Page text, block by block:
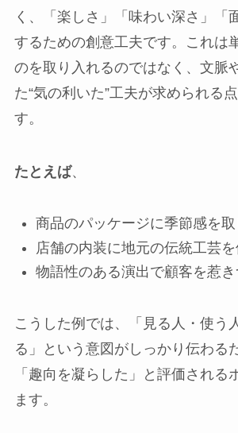
く、「楽しさ」「味わい深さ」「
するための創意工夫です。これは
のを取り入れるのではなく、文脈
た“気の利いた”工夫が求められる
す。
たとえば、
商品のパッケージに季節感を
店舗の内装に地元の伝統工芸を
物語性のある演出で顧客を惹き
こうした例では、「見る人・使う
る」という意図がしっかり伝わる
「趣向を凝らした」と評価される
ます。